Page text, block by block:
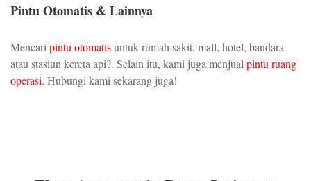
Pintu Otomatis & Lainnya
Mencari pintu otomatisuntuk rumah sakit, mall, hotel, bandara
atau stasiun kereta api?. Selain itu, kami juga menjual pintu ruang
operasi. Hubungi kami sekarang juga!